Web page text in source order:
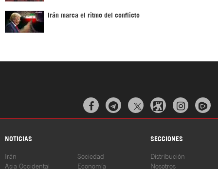
Irán marca el ritmo del conflicto
  
NOTICIAS SECCIONES
Irán
Asia Occidental
Sociedad
Economía
Distribución
Nosotros